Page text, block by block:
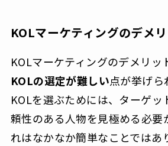
KOLマーケティングのデメ
KOLマーケティングのデメリッ
KOLの選定が難しい点が挙げら
KOLを選ぶためには、ターゲッ
頼性のある人物を見極める必要
れはなかなか簡単なことではあ